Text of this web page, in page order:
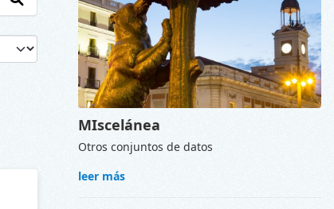
MIscelánea
Otros conjuntos de datos
leer más